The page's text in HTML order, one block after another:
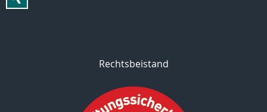
Rechtsbeistand